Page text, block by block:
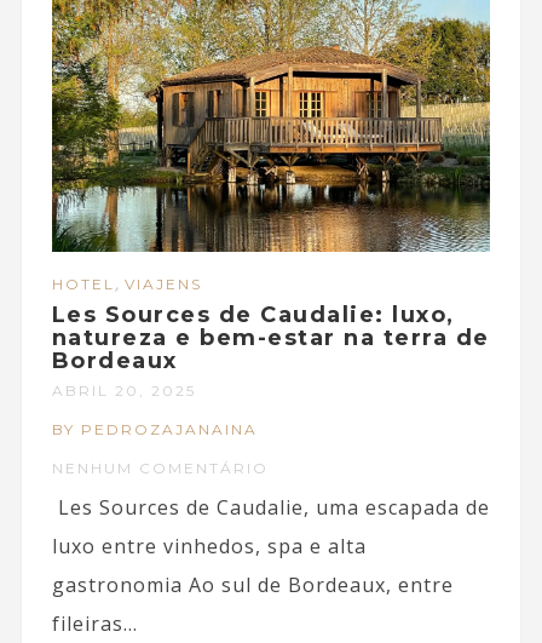
HOTEL , VIAJENS
Les Sources de Caudalie: luxo,
natureza e bem-estar na terra de
Bordeaux
ABRIL 20, 2025
BY PEDROZAJANAINA
NENHUM COMENTÁRIO
Les Sources de Caudalie, uma escapada de
luxo entre vinhedos, spa e alta
gastronomia Ao sul de Bordeaux, entre
fileiras...